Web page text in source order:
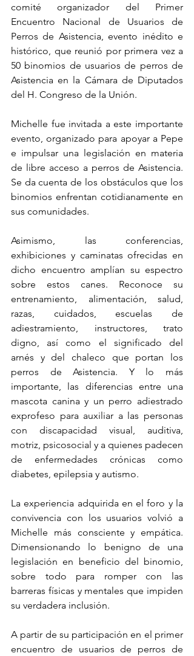
comité organizador del Primer
Encuentro Nacional de Usuarios de
Perros de Asistencia, evento inédito e
histórico, que reunió por primera vez a
50 binomios de usuarios de perros de
Asistencia en la Cámara de Diputados
del H. Congreso de la Unión.
Michelle fue invitada a este importante
evento, organizado para apoyar a Pepe
e impulsar una legislación en materia
de libre acceso a perros de Asistencia.
Se da cuenta de los obstáculos que los
binomios enfrentan cotidianamente en
sus comunidades.
Asimismo, las conferencias,
exhibiciones y caminatas ofrecidas en
dicho encuentro amplían su espectro
sobre estos canes. Reconoce su
entrenamiento, alimentación, salud,
razas, cuidados, escuelas de
adiestramiento, instructores, trato
digno, así como el significado del
arnés y del chaleco que portan los
perros de Asistencia. Y lo más
importante, las diferencias entre una
mascota canina y un perro adiestrado
exprofeso para auxiliar a las personas
con discapacidad visual, auditiva,
motriz, psicosocial y a quienes padecen
de enfermedades crónicas como
diabetes, epilepsia y autismo.
La experiencia adquirida en el foro y la
convivencia con los usuarios volvió a
Michelle más consciente y empática.
Dimensionando lo benigno de una
legislación en beneficio del binomio,
sobre todo para romper con las
barreras físicas y mentales que impiden
su verdadera inclusión.
A partir de su participación en el primer
encuentro de usuarios de perros de